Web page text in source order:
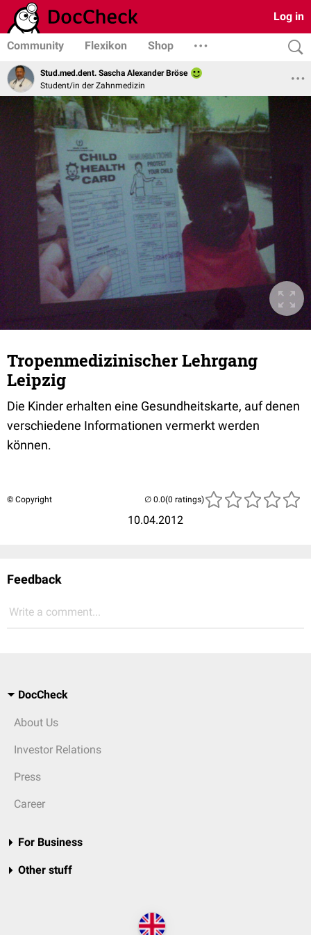
Log in
Community Flexikon Shop
Stud.med.dent. Sascha Alexander Bröse
Student/in der Zahnmedizin
Tropenmedizinischer Lehrgang
Leipzig
Die Kinder erhalten eine Gesundheitskarte, auf denen
verschiedene Informationen vermerkt werden
können.
© Copyright
10.04.2012
(0 ratings)
Feedback
Write a comment...
DocCheck
About Us
Investor Relations
Press
Career
For Business
Other stuff